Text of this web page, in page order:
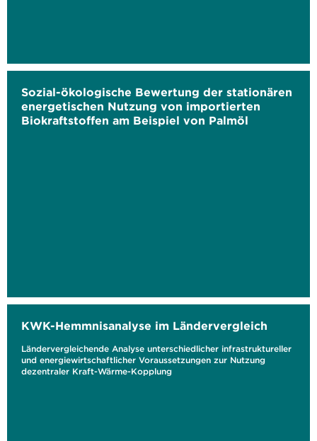
Sozial-ökologische Bewertung der stationären
energetischen Nutzung von importierten
Biokraftstoffen am Beispiel von Palmöl
KWK-Hemmnisanalyse im Ländervergleich
Ländervergleichende Analyse unterschiedlicher infrastruktureller
und energiewirtschaftlicher Voraussetzungen zur Nutzung
dezentraler Kraft-Wärme-Kopplung